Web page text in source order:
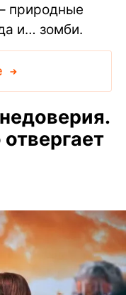
природные
и… зомби.